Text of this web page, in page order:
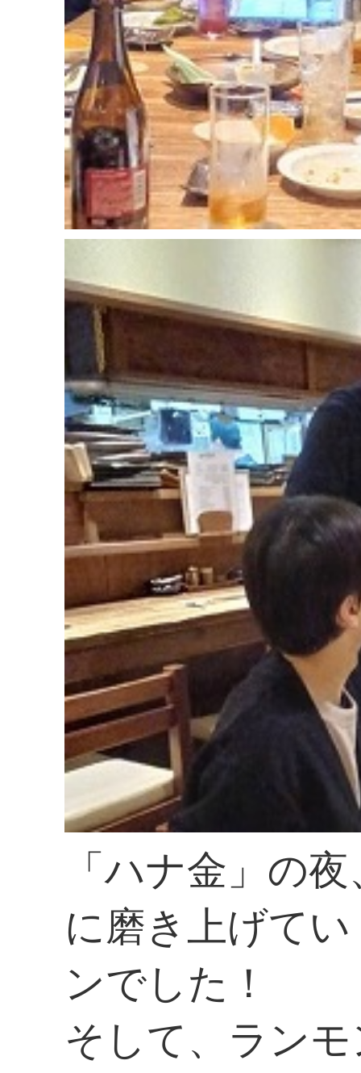
「ハナ金」の
に磨き上げて
ンでした！
そして、ラン